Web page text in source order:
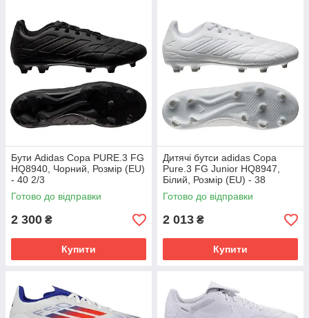
Бути Adidas Copa PURE.3 FG
HQ8940, Чорний, Розмір (EU)
- 40 2/3
Готово до відправки
2 300 ₴
Купити
Дитячі бутси adidas Copa
Pure.3 FG Junior HQ8947,
Білий, Розмір (EU) - 38
Готово до відправки
2 013 ₴
Купити